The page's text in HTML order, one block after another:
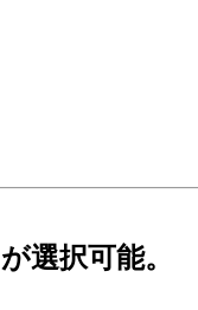
選択可能。